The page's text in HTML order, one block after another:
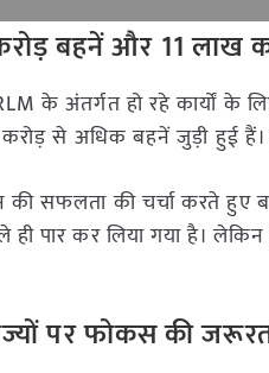
बहनें और 11 लाख
के अंतर्गत हो रहे कार्यों
से अधिक बहनें जुड़ी हुई
की सफलता की चर्चा करते हुए
पार कर लिया गया है।
पर फोकस की